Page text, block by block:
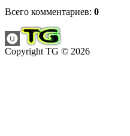
Всего комментариев: 0
Copyright TG © 2026